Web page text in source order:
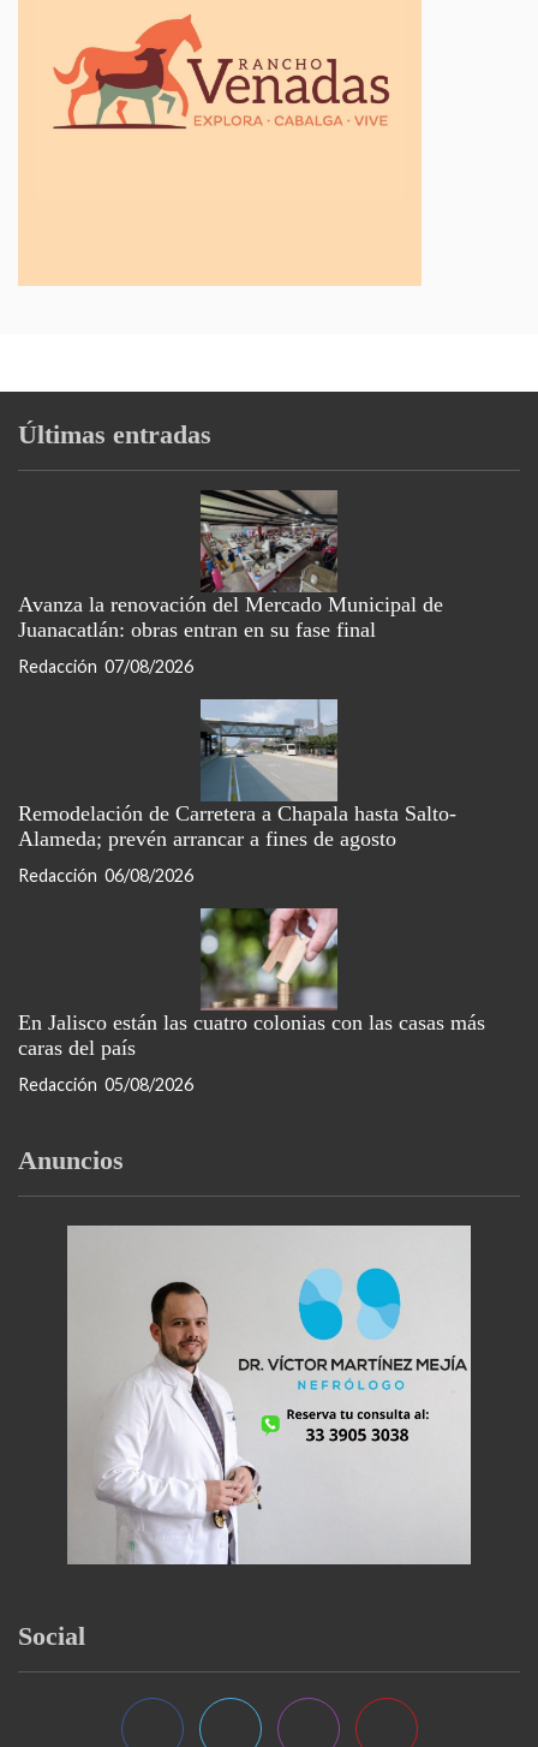
Últimas entradas
Avanza la renovación del Mercado Municipal de
Juanacatlán: obras entran en su fase final
Redacción 07/08/2026
Remodelación de Carretera a Chapala hasta Salto-
Alameda; prevén arrancar a fines de agosto
Redacción 06/08/2026
En Jalisco están las cuatro colonias con las casas más
caras del país
Redacción 05/08/2026
Anuncios
Social